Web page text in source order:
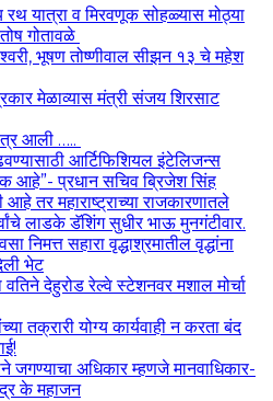
रथ यात्रा व मिरवणूक सोहळ्यास मोठ्या
गोतावळे
भूषण तोष्णीवाल सीझन १३ चे महेश
मेळाव्यास मंत्री संजय शिरसाट
आली …..
आर्टिफिशियल इंटेलिजन्स
प्रधान सचिव ब्रिजेश सिंह
तर महाराष्ट्राच्या राजकारणातले
लाडके डॅशिंग सुधीर भाऊ मुनगंटीवार.
निमत्त सहारा वृद्धाश्रमातील वृद्धांना
भेट
देहुरोड रेल्वे स्टेशनवर मशाल मोर्चा
तक्रारी योग्य कार्यवाही न करता बंद
जगण्याचा अधिकार म्हणजे मानवाधिकार-
के महाजन